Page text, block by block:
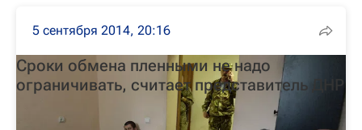
5 сентября 2014, 20:16
Сроки обмена пленными не надо
ограничивать, считает представитель ДНР